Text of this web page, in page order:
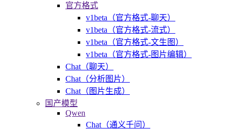
官方格式
v1beta（官方格式-聊天）
v1beta（官方格式-流式）
v1beta（官方格式-文生图）
v1beta（官方格式-图片编辑）
Chat（聊天）
Chat（分析图片）
Chat（图片生成）
国产模型
Qwen
Chat（通义千问）